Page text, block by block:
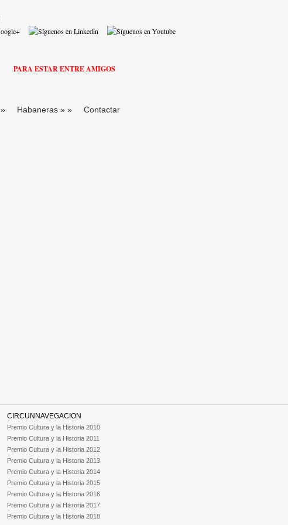
PARA ESTAR ENTRE AMIGOS
» Habaneras » » Contactar
CIRCUNNAVEGACION
Premio Cultura y la Historia 2010
Premio Cultura y la Historia 2011
Premio Cultura y la Historia 2012
Premio Cultura y la Historia 2013
Premio Cultura y la Historia 2014
Premio Cultura y la Historia 2015
Premio Cultura y la Historia 2016
Premio Cultura y la Historia 2017
Premio Cultura y la Historia 2018